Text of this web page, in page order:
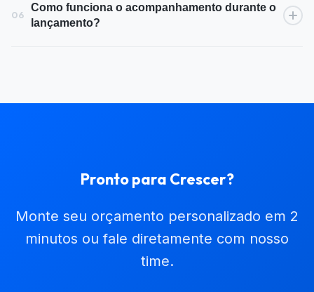
06
Como funciona o acompanhamento durante o
lançamento?
Pronto para Crescer?
Monte seu orçamento personalizado em 2
minutos ou fale diretamente com nosso
time.